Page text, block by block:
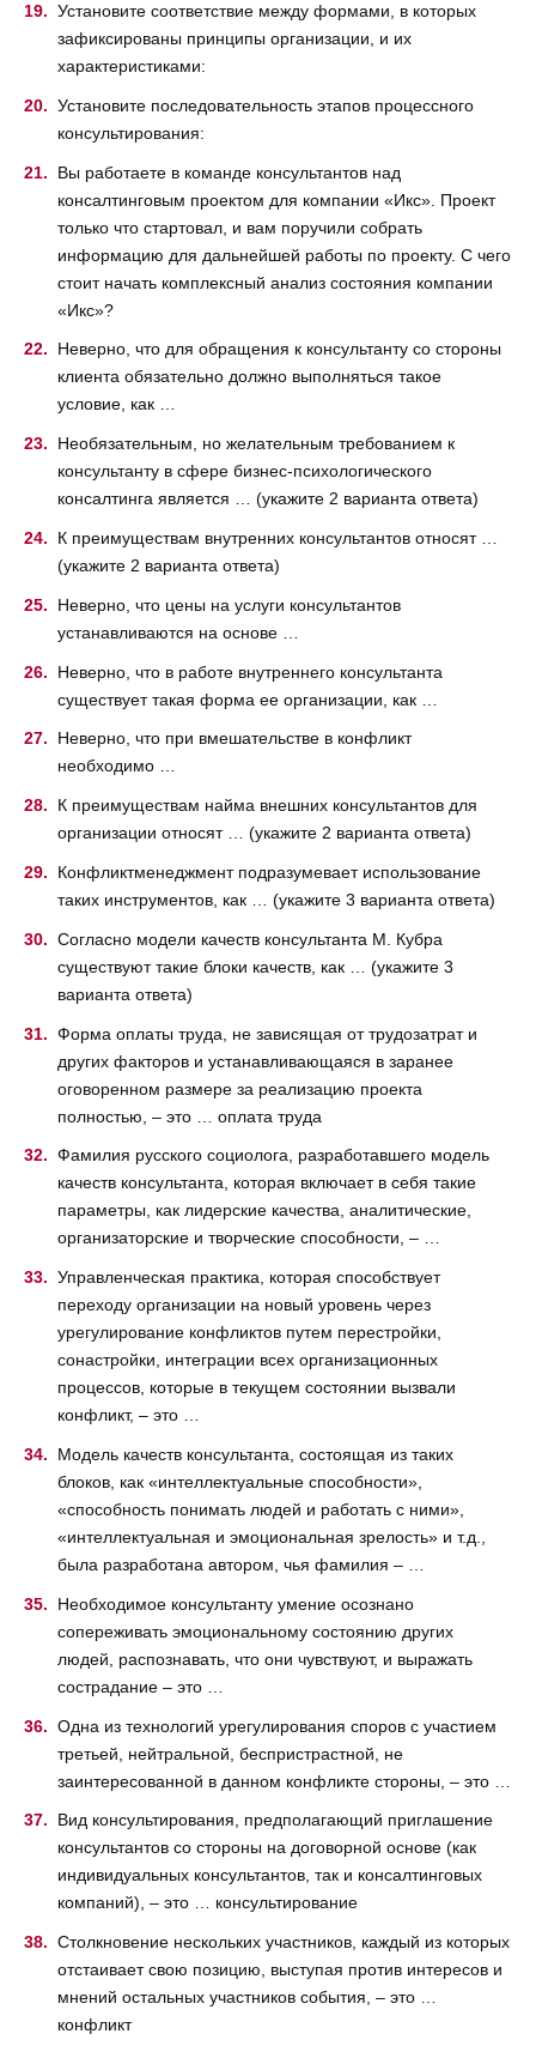
Установите соответствие между формами, в которых
зафиксированы принципы организации, и их
характеристиками:
Установите последовательность этапов процессного
консультирования:
Вы работаете в команде консультантов над
консалтинговым проектом для компании «Икс». Проект
только что стартовал, и вам поручили собрать
информацию для дальнейшей работы по проекту. С чего
стоит начать комплексный анализ состояния компании
«Икс»?
Неверно, что для обращения к консультанту со стороны
клиента обязательно должно выполняться такое
условие, как …
Необязательным, но желательным требованием к
консультанту в сфере бизнес-психологического
консалтинга является … (укажите 2 варианта ответа)
К преимуществам внутренних консультантов относят …
(укажите 2 варианта ответа)
Неверно, что цены на услуги консультантов
устанавливаются на основе …
Неверно, что в работе внутреннего консультанта
существует такая форма ее организации, как …
Неверно, что при вмешательстве в конфликт
необходимо …
К преимуществам найма внешних консультантов для
организации относят … (укажите 2 варианта ответа)
Конфликтменеджмент подразумевает использование
таких инструментов, как … (укажите 3 варианта ответа)
Согласно модели качеств консультанта М. Кубра
существуют такие блоки качеств, как … (укажите 3
варианта ответа)
Форма оплаты труда, не зависящая от трудозатрат и
других факторов и устанавливающаяся в заранее
оговоренном размере за реализацию проекта
полностью, – это … оплата труда
Фамилия русского социолога, разработавшего модель
качеств консультанта, которая включает в себя такие
параметры, как лидерские качества, аналитические,
организаторские и творческие способности, – …
Управленческая практика, которая способствует
переходу организации на новый уровень через
урегулирование конфликтов путем перестройки,
сонастройки, интеграции всех организационных
процессов, которые в текущем состоянии вызвали
конфликт, – это …
Модель качеств консультанта, состоящая из таких
блоков, как «интеллектуальные способности»,
«способность понимать людей и работать с ними»,
«интеллектуальная и эмоциональная зрелость» и т.д.,
была разработана автором, чья фамилия – …
Необходимое консультанту умение осознано
сопереживать эмоциональному состоянию других
людей, распознавать, что они чувствуют, и выражать
сострадание – это …
Одна из технологий урегулирования споров с участием
третьей, нейтральной, беспристрастной, не
заинтересованной в данном конфликте стороны, – это …
Вид консультирования, предполагающий приглашение
консультантов со стороны на договорной основе (как
индивидуальных консультантов, так и консалтинговых
компаний), – это … консультирование
Столкновение нескольких участников, каждый из которых
отстаивает свою позицию, выступая против интересов и
мнений остальных участников события, – это …
конфликт